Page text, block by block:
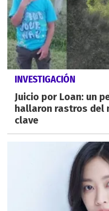
INVESTIGACIÓN
Juicio por Loan: un
hallaron rastros del
clave